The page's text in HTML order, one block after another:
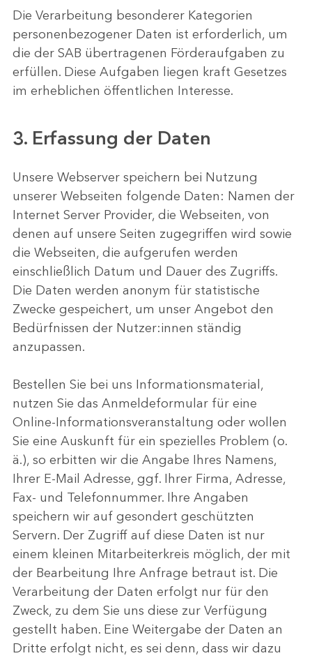
Die Verarbeitung besonderer Kategorien
personenbezogener Daten ist erforderlich, um
die der SAB übertragenen Förderaufgaben zu
erfüllen. Diese Aufgaben liegen kraft Gesetzes
im erheblichen öffentlichen Interesse.
3. Erfassung der Daten
Unsere Webserver speichern bei Nutzung
unserer Webseiten folgende Daten: Namen der
Internet Server Provider, die Webseiten, von
denen auf unsere Seiten zugegriffen wird sowie
die Webseiten, die aufgerufen werden
einschließlich Datum und Dauer des Zugriffs.
Die Daten werden anonym für statistische
Zwecke gespeichert, um unser Angebot den
Bedürfnissen der Nutzer:innen ständig
anzupassen.
Bestellen Sie bei uns Informationsmaterial,
nutzen Sie das Anmeldeformular für eine
Online-Informationsveranstaltung oder wollen
Sie eine Auskunft für ein spezielles Problem (o.
ä.), so erbitten wir die Angabe Ihres Namens,
Ihrer E-Mail Adresse, ggf. Ihrer Firma, Adresse,
Fax- und Telefonnummer. Ihre Angaben
speichern wir auf gesondert geschützten
Servern. Der Zugriff auf diese Daten ist nur
einem kleinen Mitarbeiterkreis möglich, der mit
der Bearbeitung Ihre Anfrage betraut ist. Die
Verarbeitung der Daten erfolgt nur für den
Zweck, zu dem Sie uns diese zur Verfügung
gestellt haben. Eine Weitergabe der Daten an
Dritte erfolgt nicht, es sei denn, dass wir dazu